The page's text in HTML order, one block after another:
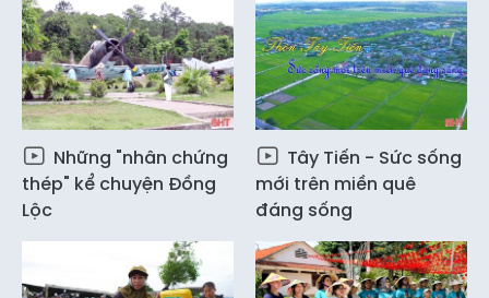
Những "nhân chứng
thép" kể chuyện Đồng
Lộc
Tây Tiến - Sức sống
mới trên miền quê
đáng sống